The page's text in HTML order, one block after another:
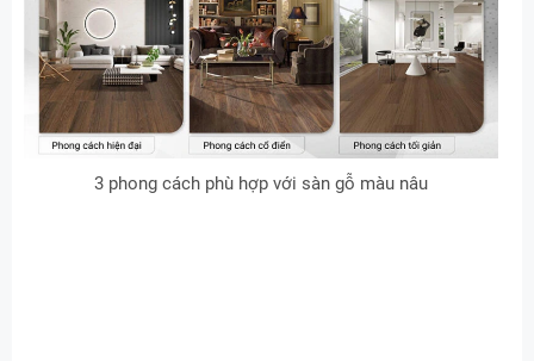
3 phong cách phù hợp với sàn gỗ màu nâu